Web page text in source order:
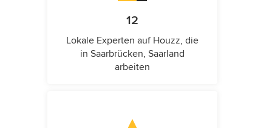
12
Lokale Experten auf Houzz, die
in Saarbrücken, Saarland
arbeiten